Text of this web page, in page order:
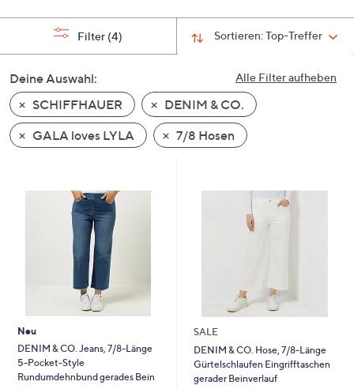
nach
und
nach
unten
oder
wischen
Sie
diese
anzuzeigen.
Sortieren:Top-Treffer
Filter (4)
Alle Filter aufheben
Deine Auswahl:
SCHIFFHAUER
DENIM & CO.
GALA loves LYLA
7/8 Hosen
Neu
DENIM & CO. Jeans, 7/8-Länge
5-Pocket-Style
Rundumdehnbund gerades Bein
SALE
DENIM & CO. Hose, 7/8-Länge
Gürtelschlaufen Eingrifftaschen
gerader Beinverlauf